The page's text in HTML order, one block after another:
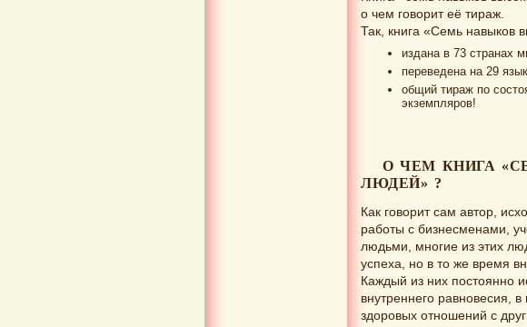
о чем говорит её тираж.
Так, книга «Семь навыков
издана в 73 странах
переведена на 29
общий тираж по
экземпляров!
О ЧЕМ КНИГА
ЛЮДЕЙ» ?
Как говорит сам автор,
работы с бизнесменами,
людьми, многие из этих
успеха, но в то же время
Каждый из них постоянно
внутреннего равновесия,
здоровых отношений с